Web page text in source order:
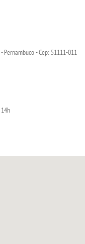
Pernambuco - Cep: 51111-011